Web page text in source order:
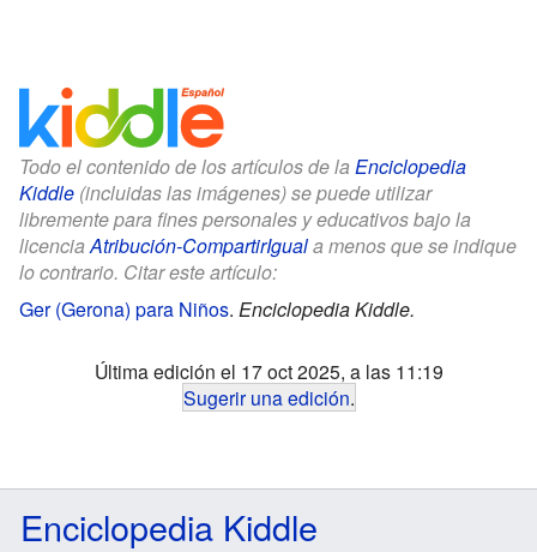
Todo el contenido de los artículos de la Enciclopedia
Kiddle (incluidas las imágenes) se puede utilizar
libremente para fines personales y educativos bajo la
licencia Atribución-CompartirIguala menos que se indique
lo contrario. Citar este artículo:
Ger (Gerona) para Niños. Enciclopedia Kiddle.
Última edición el 17 oct 2025, a las 11:19
Sugerir una edición.
Enciclopedia Kiddle